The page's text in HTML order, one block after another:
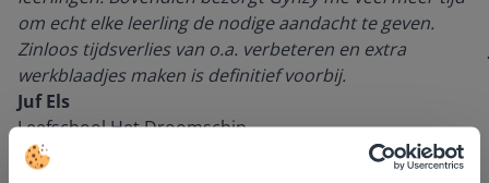
om echt elke leerling de nodige aandacht te geven.
Zinloos tijdsverlies van o.a. verbeteren en extra
werkblaadjes maken is definitief voorbij.
Juf Els
Leefschool Het Droomschip